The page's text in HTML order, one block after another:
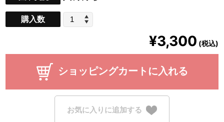
購入数
¥3,300 (税込)
ショッピングカートに入れる
お気に入りに追加する